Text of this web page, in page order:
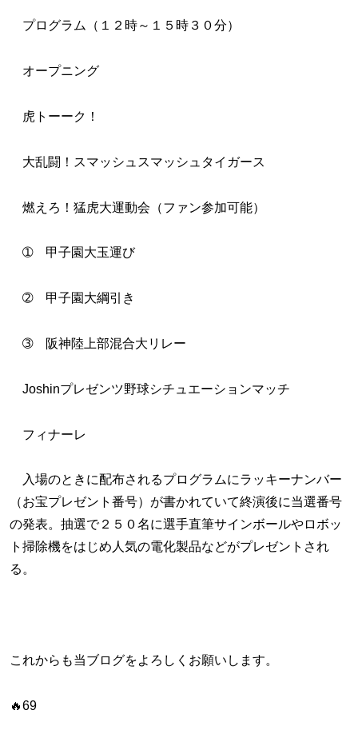
プログラム（１２時～１５時３０分）
オープニング
虎トーーク！
大乱闘！スマッシュスマッシュタイガース
燃えろ！猛虎大運動会（ファン参加可能）
➀ 甲子園大玉運び
➁ 甲子園大綱引き
➂ 阪神陸上部混合大リレー
Joshinプレゼンツ野球シチュエーションマッチ
フィナーレ
入場のときに配布されるプログラムにラッキーナンバー
（お宝プレゼント番号）が書かれていて終演後に当選番号
の発表。抽選で２５０名に選手直筆サインボールやロボッ
ト掃除機をはじめ人気の電化製品などがプレゼントされ
る。
これからも当ブログをよろしくお願いします。
🔥69